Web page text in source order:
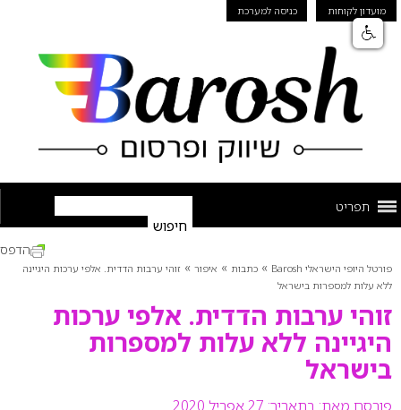
מועדון לקוחות כניסה למערכת
תפריט
פורטל היופי הישראלי Barosh » כתבות » איפור » זוהי ערבות הדדית. אלפי ערכות היגיינה
ללא עלות למספרות בישראל
זוהי ערבות הדדית. אלפי ערכות
היגיינה ללא עלות למספרות
בישראל
פורסם מאת: בתאריך: 27 אפריל 2020
הדפס